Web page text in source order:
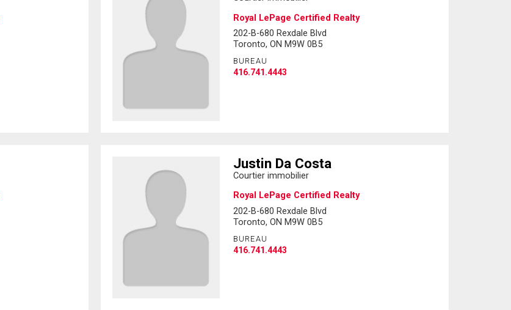
Royal LePage Certified Realty
202-B-680 Rexdale Blvd
Toronto, ON M9W 0B5
BUREAU
416.741.4443
Justin Da Costa
Courtier immobilier
Royal LePage Certified Realty
202-B-680 Rexdale Blvd
Toronto, ON M9W 0B5
BUREAU
416.741.4443